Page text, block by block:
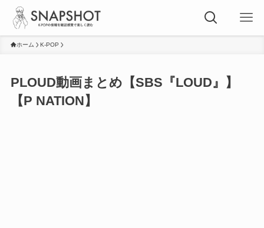
ホーム K-POP
PLOUD動画まとめ【SBS『LOUD』】
【P NATION】